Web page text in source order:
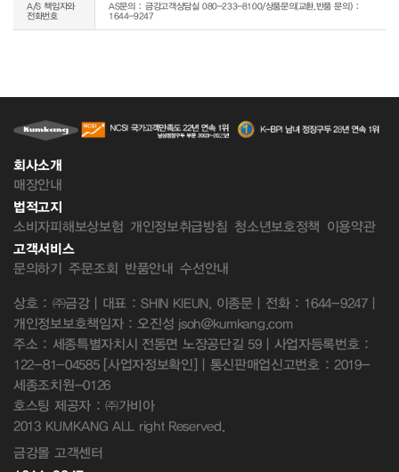
A/S 책임자와
전화번호
AS문의 : 금강고객상담실 080-233-8100/상품문의(교환,반품 문의) :
1644-9247
회사소개
매장안내
법적고지
소비자피해보상보험 개인정보취급방침 청소년보호정책 이용약관
고객서비스
문의하기 주문조회 반품안내 수선안내
상호 : ㈜금강 | 대표 : SHIN KIEUN, 이종문 | 전화 : 1644-9247 |
개인정보보호책임자 : 오진성 jsoh@kumkang.com
주소 : 세종특별자치시 전동면 노장공단길 59 | 사업자등록번호 :
122-81-04585 [사업자정보확인] | 통신판매업신고번호 : 2019-
세종조치원-0126
호스팅 제공자 : ㈜가비아
2013 KUMKANG ALL right Reserved.
금강몰 고객센터